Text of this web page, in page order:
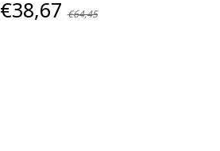
€38,67 €64,45